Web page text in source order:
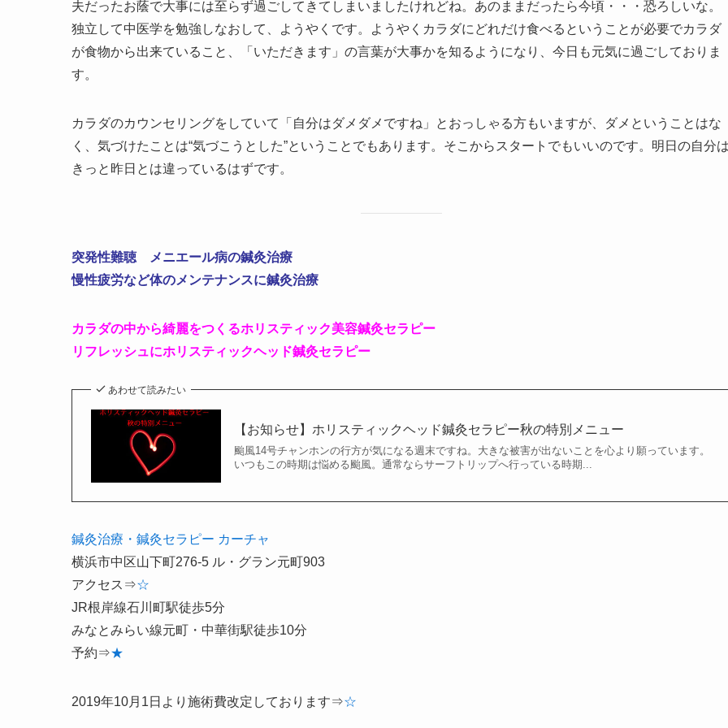
夫だったお蔭で大事には至らず過ごしてきてしまいましたけれどね。あのままだったら今頃・・・恐ろしいな。
独立して中医学を勉強しなおして、ようやくです。ようやくカラダにどれだけ食べるということが必要でカラダ
が食物から出来ていること、「いただきます」の言葉が大事かを知るようになり、今日も元気に過ごしておりま
す。
カラダのカウンセリングをしていて「自分はダメダメですね」とおっしゃる方もいますが、ダメということはな
く、気づけたことは“気づこうとした”ということでもあります。そこからスタートでもいいのです。明日の自分
きっと昨日とは違っているはずです。
突発性難聴 メニエール病の鍼灸治療
慢性疲労など体のメンテナンスに鍼灸治療
カラダの中から綺麗をつくるホリスティック美容鍼灸セラピー
リフレッシュにホリスティックヘッド鍼灸セラピー
あわせて読みたい
【お知らせ】ホリスティックヘッド鍼灸セラピー秋の特別メニュー
颱風14号チャンホンの行方が気になる週末ですね。大きな被害が出ないことを心より願っています。
いつもこの時期は悩める颱風。通常ならサーフトリップへ行っている時期...
鍼灸治療・鍼灸セラピー カーチャ
横浜市中区山下町276-5 ル・グラン元町903
アクセス⇒☆
JR根岸線石川町駅徒歩5分
みなとみらい線元町・中華街駅徒歩10分
予約⇒★
2019年10月1日より施術費改定しております⇒☆